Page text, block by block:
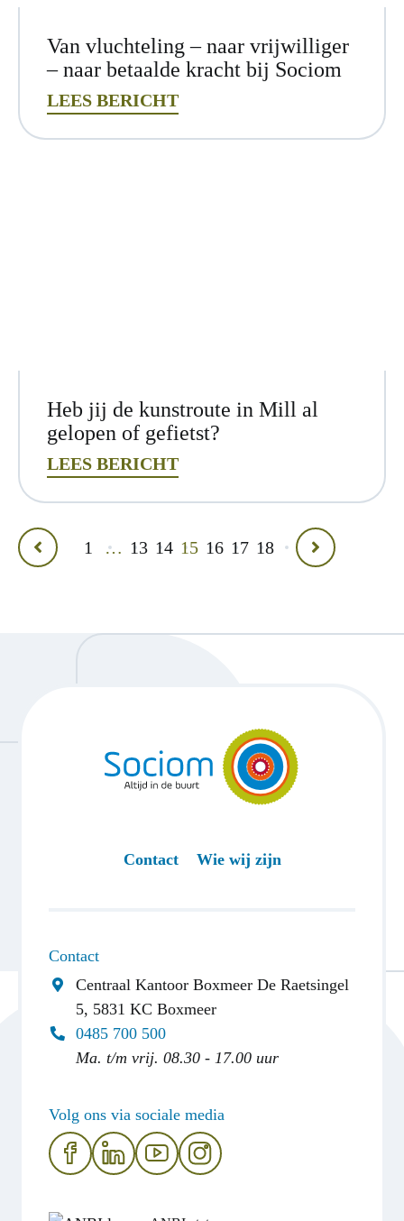
Van vluchteling – naar vrijwilliger
– naar betaalde kracht bij Sociom
LEES BERICHT
Heb jij de kunstroute in Mill al
gelopen of gefietst?
LEES BERICHT
Vorige
1 … 13 14 15 16 17 18
Volgende
naar
Contact Wie wij zijn
Contact
Centraal Kantoor Boxmeer De Raetsingel
5, 5831 KC Boxmeer
0485 700 500
Ma. t/m vrij. 08.30 - 17.00 uur
Volg ons via sociale media